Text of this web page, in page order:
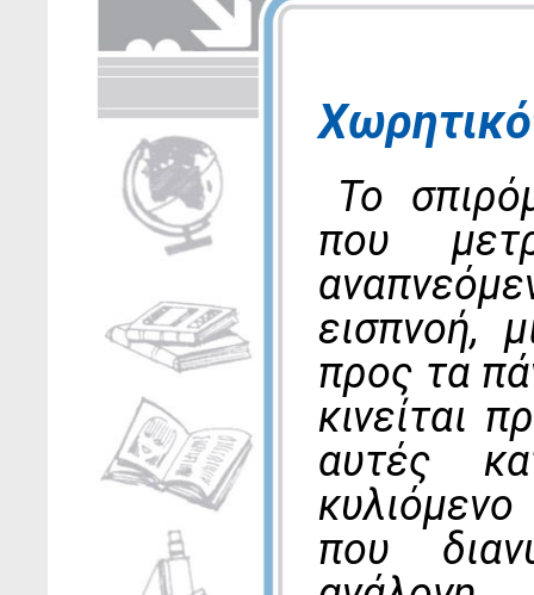
Το
που
εισπνοή,
προς τα
κινείται
αυτές
που